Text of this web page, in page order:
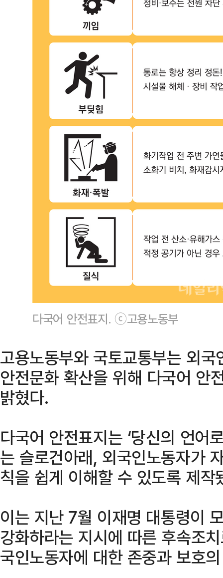
다국어 안전표지. ⓒ고용노동부
고용노동부와 국토교통부는 외
안전문화 확산을 위해 다국어 안
밝혔다.
다국어 안전표지는 ‘당신의 언어
는 슬로건아래, 외국인노동자가
칙을 쉽게 이해할 수 있도록 제작
이는 지난 7월 이재명 대통령이
강화하라는 지시에 따른 후속조
국인노동자에 대한 존중과 보호